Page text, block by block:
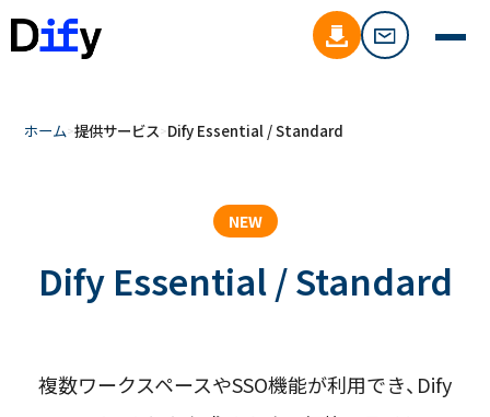
ホーム 提供サービス Dify Essential / Standard
NEW
Dify Essential / Standard
複数ワークスペースやSSO機能が利用でき、 Dify